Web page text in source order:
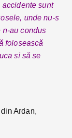
accidente sunt
unde nu-s
n-au condus
folosească
si să se
Ardan,